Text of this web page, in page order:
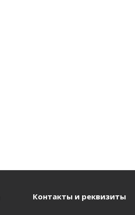
Контакты и реквизиты